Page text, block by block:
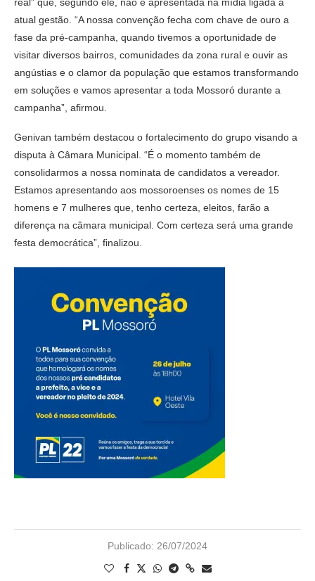
atual gestão. “A nossa convenção fecha com chave de ouro a
fase da pré-campanha, quando tivemos a oportunidade de
visitar diversos bairros, comunidades da zona rural e ouvir as
angústias e o clamor da população que estamos transformando
em soluções e vamos apresentar a toda Mossoró durante a
campanha”, afirmou.
Genivan também destacou o fortalecimento do grupo visando a
disputa à Câmara Municipal. “É o momento também de
consolidarmos a nossa nominata de candidatos a vereador.
Estamos apresentando aos mossoroenses os nomes de 15
homens e 7 mulheres que, tenho certeza, eleitos, farão a
diferença na câmara municipal. Com certeza será uma grande
festa democrática”, finalizou.
Publicado: 26/07/2024